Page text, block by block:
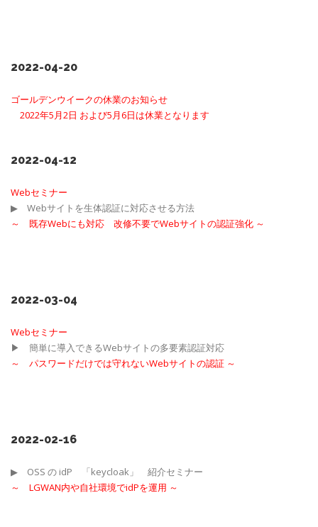
2022-04-20
ゴールデンウイークの休業のお知らせ
2022年5月2日 および5月6日は休業となります
2022-04-12
Webセミナー
▶ Webサイトを生体認証に対応させる方法
～ 既存Webにも対応 改修不要でWebサイトの認証強化 ～
2022-03-04
Webセミナー
▶ 簡単に導入できるWebサイトの多要素認証対応
～ パスワードだけでは守れないWebサイトの認証 ～
2022-02-16
▶ OSS の idP 「keycloak」 紹介セミナー
～ LGWAN内や自社環境でidPを運用 ～